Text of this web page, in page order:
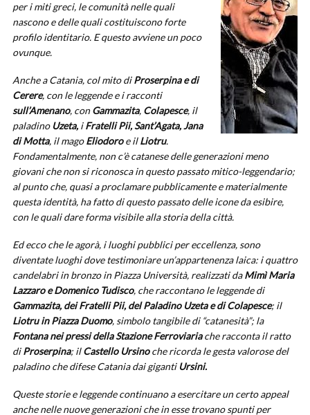
per i miti greci, le comunità nelle quali
nascono e delle quali costituiscono forte
profilo identitario. E questo avviene un poco
ovunque.
Anche a Catania, col mito diProserpina e di
Cerere, con le leggende e i racconti
sull’Amenano, conGammazita, Colapesce, il
paladino Uzeta, iFratelli Pii, Sant’Agata, Jana
di Motta, il magoEliodoroe ilLiotru.
Fondamentalmente, non c’è catanese delle generazioni meno
giovani che non si riconosca in questo passato mitico-leggendario;
al punto che, quasi a proclamare pubblicamente e materialmente
questa identità, ha fatto di questo passato delle icone da esibire,
con le quali dare forma visibile alla storia della città.
Ed ecco che le agorà, i luoghi pubblici per eccellenza, sono
diventate luoghi dove testimoniare un’appartenenza laica: i quattro
candelabri in bronzo in Piazza Università, realizzati daMimì Maria
Lazzaro e Domenico Tudisco, che raccontano le leggende di
Gammazita, dei Fratelli Pii, del Paladino Uzeta e di Colapesce; il
Liotru in Piazza Duomo, simbolo tangibile di “catanesità”; la
Fontana nei pressi della Stazione Ferroviariache racconta il ratto
diProserpina; ilCastello Ursinoche ricorda le gesta valorose del
paladino che difese Catania dai giganti Ursini.
Queste storie e leggende continuano a esercitare un certo appeal
anche nelle nuove generazioni che in esse trovano spunti per